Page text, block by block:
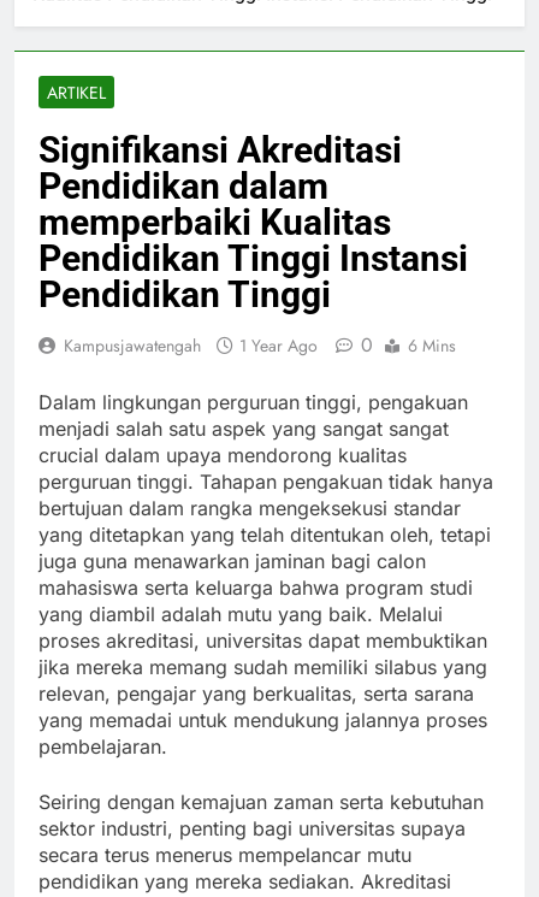
ARTIKEL
Signifikansi Akreditasi
Pendidikan dalam
memperbaiki Kualitas
Pendidikan Tinggi Instansi
Pendidikan Tinggi
Kampusjawatengah 1 Year Ago 0 6 Mins
Dalam lingkungan perguruan tinggi, pengakuan
menjadi salah satu aspek yang sangat sangat
crucial dalam upaya mendorong kualitas
perguruan tinggi. Tahapan pengakuan tidak hanya
bertujuan dalam rangka mengeksekusi standar
yang ditetapkan yang telah ditentukan oleh, tetapi
juga guna menawarkan jaminan bagi calon
mahasiswa serta keluarga bahwa program studi
yang diambil adalah mutu yang baik. Melalui
proses akreditasi, universitas dapat membuktikan
jika mereka memang sudah memiliki silabus yang
relevan, pengajar yang berkualitas, serta sarana
yang memadai untuk mendukung jalannya proses
pembelajaran.
Seiring dengan kemajuan zaman serta kebutuhan
sektor industri, penting bagi universitas supaya
secara terus menerus mempelancar mutu
pendidikan yang mereka sediakan. Akreditasi